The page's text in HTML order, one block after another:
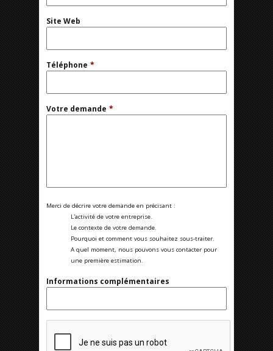
Site Web
Téléphone *
Votre demande *
Merci de décrire votre demande en précisant :
L'activité de votre entreprise.
Le contexte de votre demande.
Pourquoi et comment vous souhaitez sous-traiter.
A quel moment, nous pouvons vous contacter pour
une première estimation.
Informations complémentaires